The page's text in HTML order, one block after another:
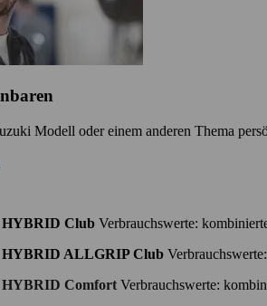
Modell oder einem anderen Thema
Club Verbrauchswerte:
ALLGRIP Club
Comfort Verbrauchswerte: